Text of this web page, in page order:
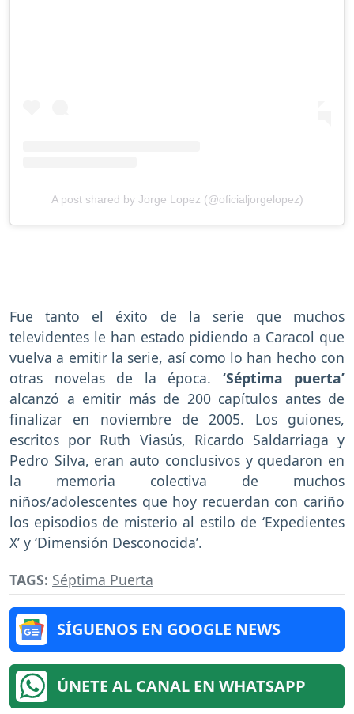
A post shared by Jorge Lopez (@oficialjorgelopez)
Fue tanto el éxito de la serie que muchos
televidentes le han estado pidiendo a Caracol que
vuelva a emitir la serie, así como lo han hecho con
otras novelas de la época. ‘Séptima puerta’
alcanzó a emitir más de 200 capítulos antes de
finalizar en noviembre de 2005. Los guiones,
escritos por Ruth Viasús, Ricardo Saldarriaga y
Pedro Silva, eran auto conclusivos y quedaron en
la memoria colectiva de muchos
niños/adolescentes que hoy recuerdan con cariño
los episodios de misterio al estilo de ‘Expedientes
X’ y ‘Dimensión Desconocida’.
TAGS: Séptima Puerta
SÍGUENOS EN GOOGLE NEWS
ÚNETE AL CANAL EN WHATSAPP